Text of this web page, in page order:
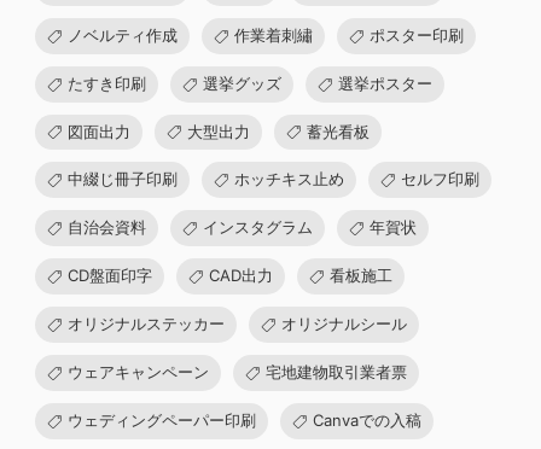
ノベルティ作成 作業着刺繡 ポスター印刷
たすき印刷 選挙グッズ 選挙ポスター
図面出力 大型出力 蓄光看板
中綴じ冊子印刷 ホッチキス止め セルフ印刷
自治会資料 インスタグラム 年賀状
CD盤面印字 CAD出力 看板施工
オリジナルステッカー オリジナルシール
ウェアキャンペーン 宅地建物取引業者票
ウェディングペーパー印刷 Canvaでの入稿